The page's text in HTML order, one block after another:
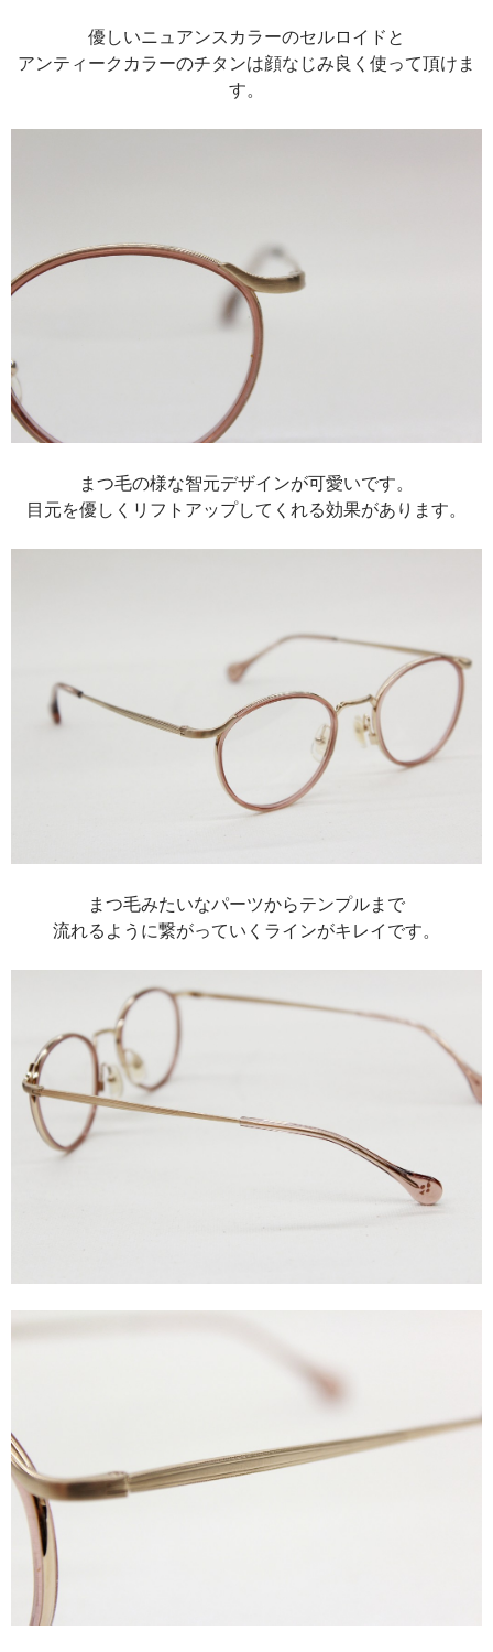
優しいニュアンスカラーのセルロイドと
アンティークカラーのチタンは顔なじみ良く使って頂けま
す。
まつ毛の様な智元デザインが可愛いです。
目元を優しくリフトアップしてくれる効果があります。
まつ毛みたいなパーツからテンプルまで
流れるように繋がっていくラインがキレイです。